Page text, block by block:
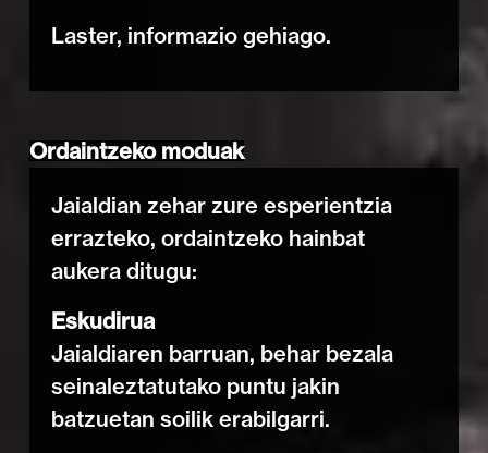
Laster, informazio gehiago.
Ordaintzeko moduak
Jaialdian zehar zure esperientzia
errazteko, ordaintzeko hainbat
aukera ditugu:
Eskudirua
Jaialdiaren barruan, behar bezala
seinaleztatutako puntu jakin
batzuetan soilik erabilgarri.